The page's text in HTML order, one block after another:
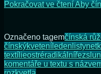
Pokračovat ve čteníAby
Označeno tagemčínská
čínskýkveteníledenlisty
textílieostréradikálnířez
komentářeu textu s